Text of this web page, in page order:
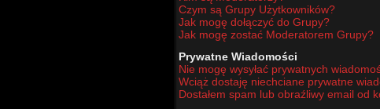
Czym są Grupy Użytkowników?
Jak mogę dołączyć do Grupy?
Jak mogę zostać Moderatorem Grupy?
Prywatne Wiadomości
Nie mogę wysyłać prywatnych
Wciąż dostaję niechciane prywatne
Dostałem spam lub obraźliwy email od